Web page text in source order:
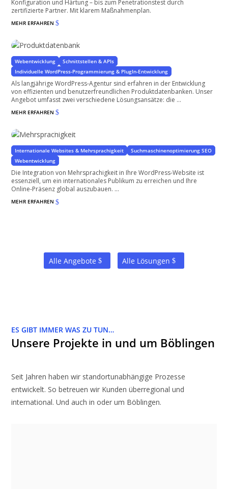
Konfiguration und Härtung – bis zum Penetrationstest durch
zertifizierte Partner. Mit klarem Maßnahmenplan.
MEHR ERFAHREN$
Produktdatenbank
mit oder ohne WooCommerce
Webentwicklung
Schnittstellen & APIs
Individuelle WordPress-Programmierung & PlugIn-Entwicklung
Als langjährige WordPress-Agentur sind erfahren in der Entwicklung
von effizienten und benutzerfreundlichen Produktdatenbanken. Unser
Angebot umfasst zwei verschiedene Lösungsansätze: die ...
MEHR ERFAHREN$
Erreichen Sie Ihre User weltweit in allen Sprachen
Internationale Websites & Mehrsprachigkeit
Suchmaschinenoptimierung SEO
Webentwicklung
Die Integration von Mehrsprachigkeit in Ihre WordPress-Website ist
essenziell, um ein internationales Publikum zu erreichen und Ihre
Online-Präsenz global auszubauen. ...
MEHR ERFAHREN$
Alle Angebote Alle Lösungen
ES GIBT IMMER WAS ZU TUN…
Unsere Projekte in und um Böblingen
Seit Jahren haben wir standortunabhängige Prozesse
entwickelt. So betreuen wir Kunden überregional und
international. Und auch in oder um Böblingen.